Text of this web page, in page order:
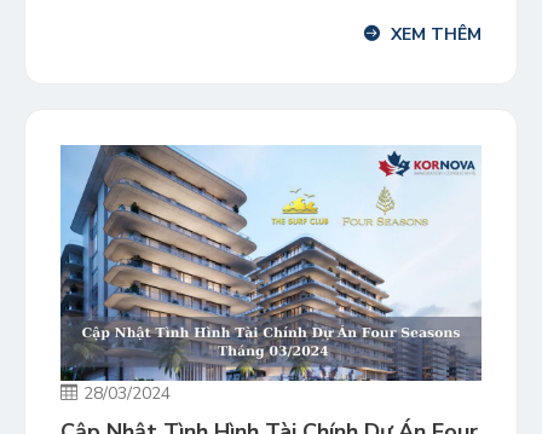
quy hoạch đô thị tổng thể bán chạy nhất trên toàn
XEM THÊM
28/03/2024